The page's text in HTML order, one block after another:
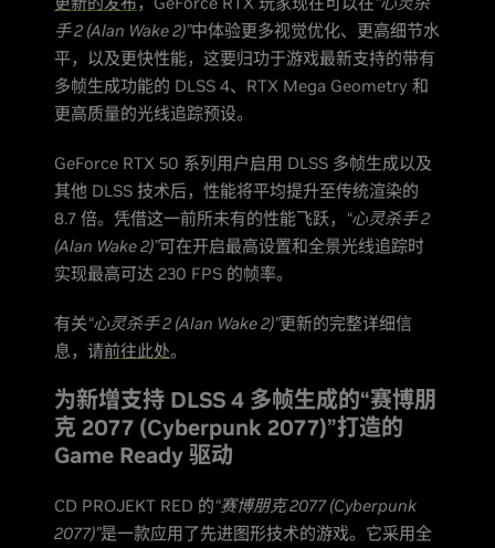
手 2 (Alan Wake 2)”中体验更多视觉优化、更高细节水
平，以及更快性能，这要归功于游戏最新支持的带有
多帧生成功能的 DLSS 4、RTX Mega Geometry 和
更高质量的光线追踪预设。
GeForce RTX 50 系列用户启用 DLSS 多帧生成以及
其他 DLSS 技术后，性能将平均提升至传统渲染的
8.7 倍。凭借这一前所未有的性能飞跃， “心灵杀手 2
(Alan Wake 2)”可在开启最高设置和全景光线追踪时
实现最高可达 230 FPS 的帧率。
有关“心灵杀手 2 (Alan Wake 2)”更新的完整详细信
息，请前往此处。
为新增支持 DLSS 4 多帧生成的“赛博朋
克 2077 (Cyberpunk 2077)”打造的
Game Ready 驱动
CD PROJEKT RED 的“赛博朋克 2077 (Cyberpunk
2077)”是一款应用了先进图形技术的游戏。它采用全